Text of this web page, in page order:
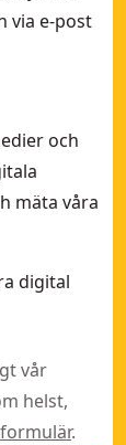
via e-post
och
mäta våra
digital
vår
helst,
formulär.